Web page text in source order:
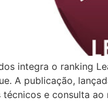
integra o ranking
A publicação,
e consulta